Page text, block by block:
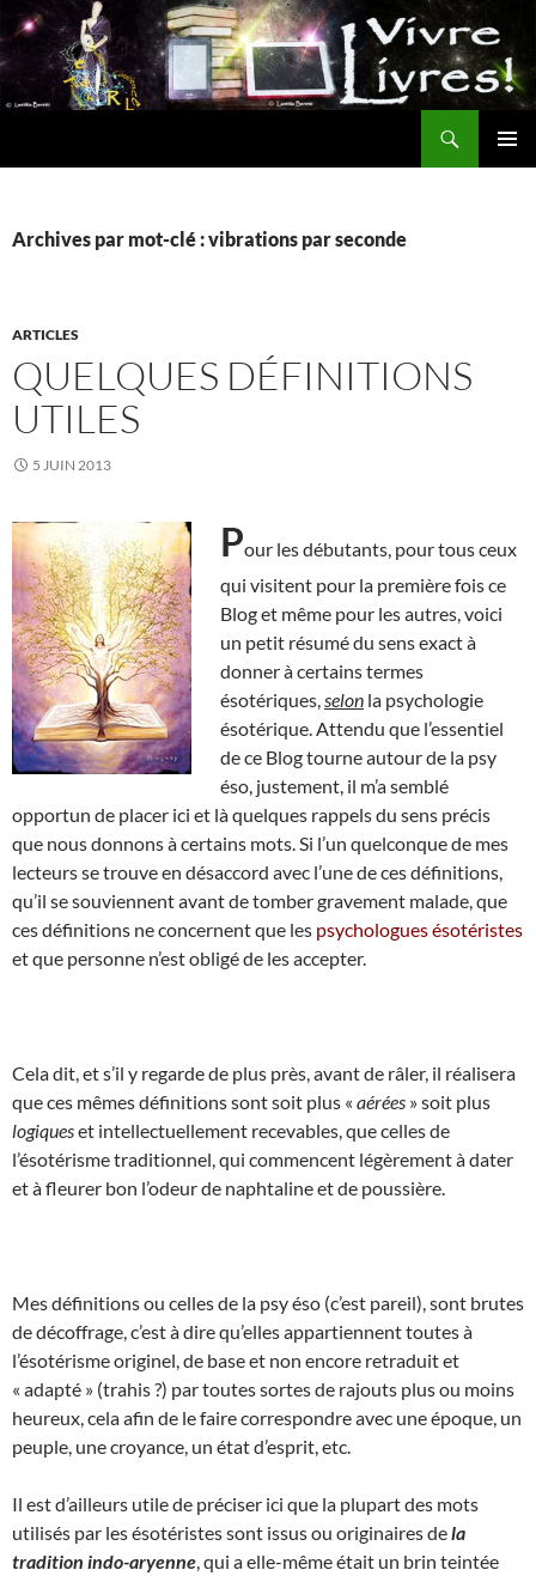
Aller
au
contenu
Archives par mot-clé : vibrations par seconde
ARTICLES
QUELQUES DÉFINITIONS
UTILES
5 JUIN 2013
Pour les débutants, pour tous ceux
qui visitent pour la première fois ce
Blog et même pour les autres, voici
un petit résumé du sens exact à
donner à certains termes
ésotériques, selon la psychologie
ésotérique. Attendu que l’essentiel
de ce Blog tourne autour de la psy
éso, justement, il m’a semblé
opportun de placer ici et là quelques rappels du sens précis
que nous donnons à certains mots. Si l’un quelconque de mes
lecteurs se trouve en désaccord avec l’une de ces définitions,
qu’il se souviennent avant de tomber gravement malade, que
ces définitions ne concernent que les psychologues ésotéristes
et que personne n’est obligé de les accepter.
Cela dit, et s’il y regarde de plus près, avant de râler, il réalisera
que ces mêmes définitions sont soit plus « aérées » soit plus
logiqueset intellectuellement recevables, que celles de
l’ésotérisme traditionnel, qui commencent légèrement à dater
et à fleurer bon l’odeur de naphtaline et de poussière.
Mes définitions ou celles de la psy éso (c’est pareil), sont brutes
de décoffrage, c’est à dire qu’elles appartiennent toutes à
l’ésotérisme originel, de base et non encore retraduit et
« adapté » (trahis ?) par toutes sortes de rajouts plus ou moins
heureux, cela afin de le faire correspondre avec une époque, un
peuple, une croyance, un état d’esprit, etc.
Il est d’ailleurs utile de préciser ici que la plupart des mots
utilisés par les ésotéristes sont issus ou originaires dela
tradition indo-aryenne , qui a elle-même était un brin teintée